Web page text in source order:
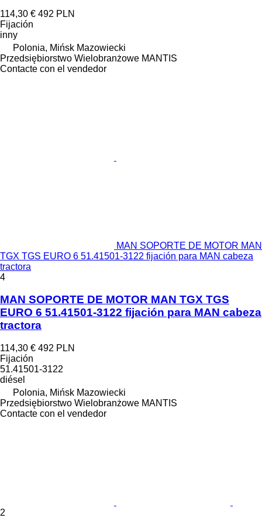
114,30 € 492 PLN
Fijación
inny
Polonia, Mińsk Mazowiecki
Przedsiębiorstwo Wielobranżowe MANTIS
Contacte con el vendedor
MAN SOPORTE DE MOTOR MAN
TGX TGS EURO 6 51.41501-3122 fijación para MAN cabeza
tractora
4
MAN SOPORTE DE MOTOR MAN TGX TGS
EURO 6 51.41501-3122 fijación para MAN cabeza
tractora
114,30 € 492 PLN
Fijación
51.41501-3122
diésel
Polonia, Mińsk Mazowiecki
Przedsiębiorstwo Wielobranżowe MANTIS
Contacte con el vendedor
2